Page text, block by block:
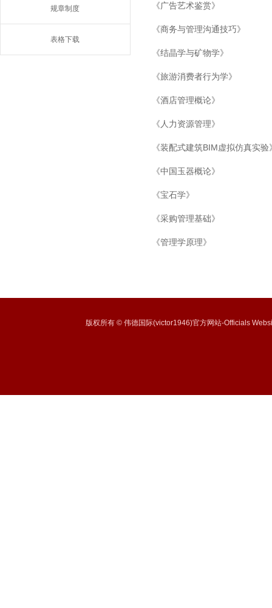
规章制度
表格下载
《广告艺术鉴赏》
《商务与管理沟通技巧》
《结晶学与矿物学》
《旅游消费者行为学》
《酒店管理概论》
《人力资源管理》
《装配式建筑BIM虚拟仿真实验
《中国玉器概论》
《宝石学》
《采购管理基础》
《管理学原理》
版权所有 © 伟德国际(victor1946)官方网站-Officials